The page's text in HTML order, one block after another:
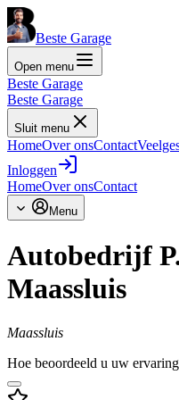
Beste Garage
Open menu
Beste Garage
Beste Garage
Sluit menu
HomeOver onsContact
Inloggen
HomeOver onsContact
Menu
Autobedrijf
Maassluis
Maassluis
Hoe beoordeeld u uw